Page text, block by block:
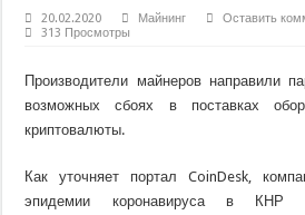
20.02.2020 Майнинг
Оставить
313 Просмотры
Производители майнеров направили
возможных сбоях в поставках
криптовалюты.
Как уточняет портал CoinDesk,
эпидемии коронавируса в КНР